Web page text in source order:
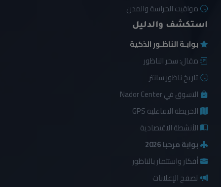
مواقيت الحراسة والمدن
استكشف والدليل
بوابـة الناظـور الذكية
مقال: سحر الناظور
تاريخ ناظور سانتر
التسوق في Nador Center
الخريطة التفاعلية GPS
الأنشطة الاقتصادية
بوابة مرحبا 2026
أفكار واستثمار بالناظور
تصفح الإعلانات